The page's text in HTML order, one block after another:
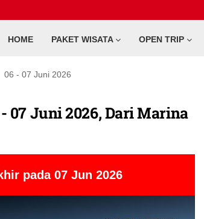
HOME PAKET WISATA OPEN TRIP
06 - 07 Juni 2026
07 Juni 2026, Dari Marina
pada 07 Jun 2026